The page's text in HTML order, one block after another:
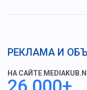
РЕКЛАМА И
НА САЙТЕ